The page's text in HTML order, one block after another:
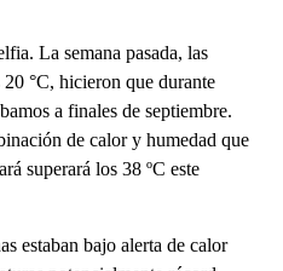
La semana pasada, las
°C, hicieron que durante
a finales de septiembre.
de calor y humedad que
superará los 38 ºC este
estaban bajo alerta de calor